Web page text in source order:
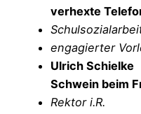
verhexte
engagierter
Ulrich
Schwein beim
Rektor i.R.